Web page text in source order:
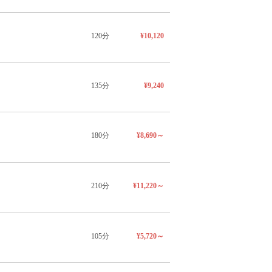
120分 ¥10,120
135分 ¥9,240
180分 ¥8,690～
210分 ¥11,220～
105分 ¥5,720～